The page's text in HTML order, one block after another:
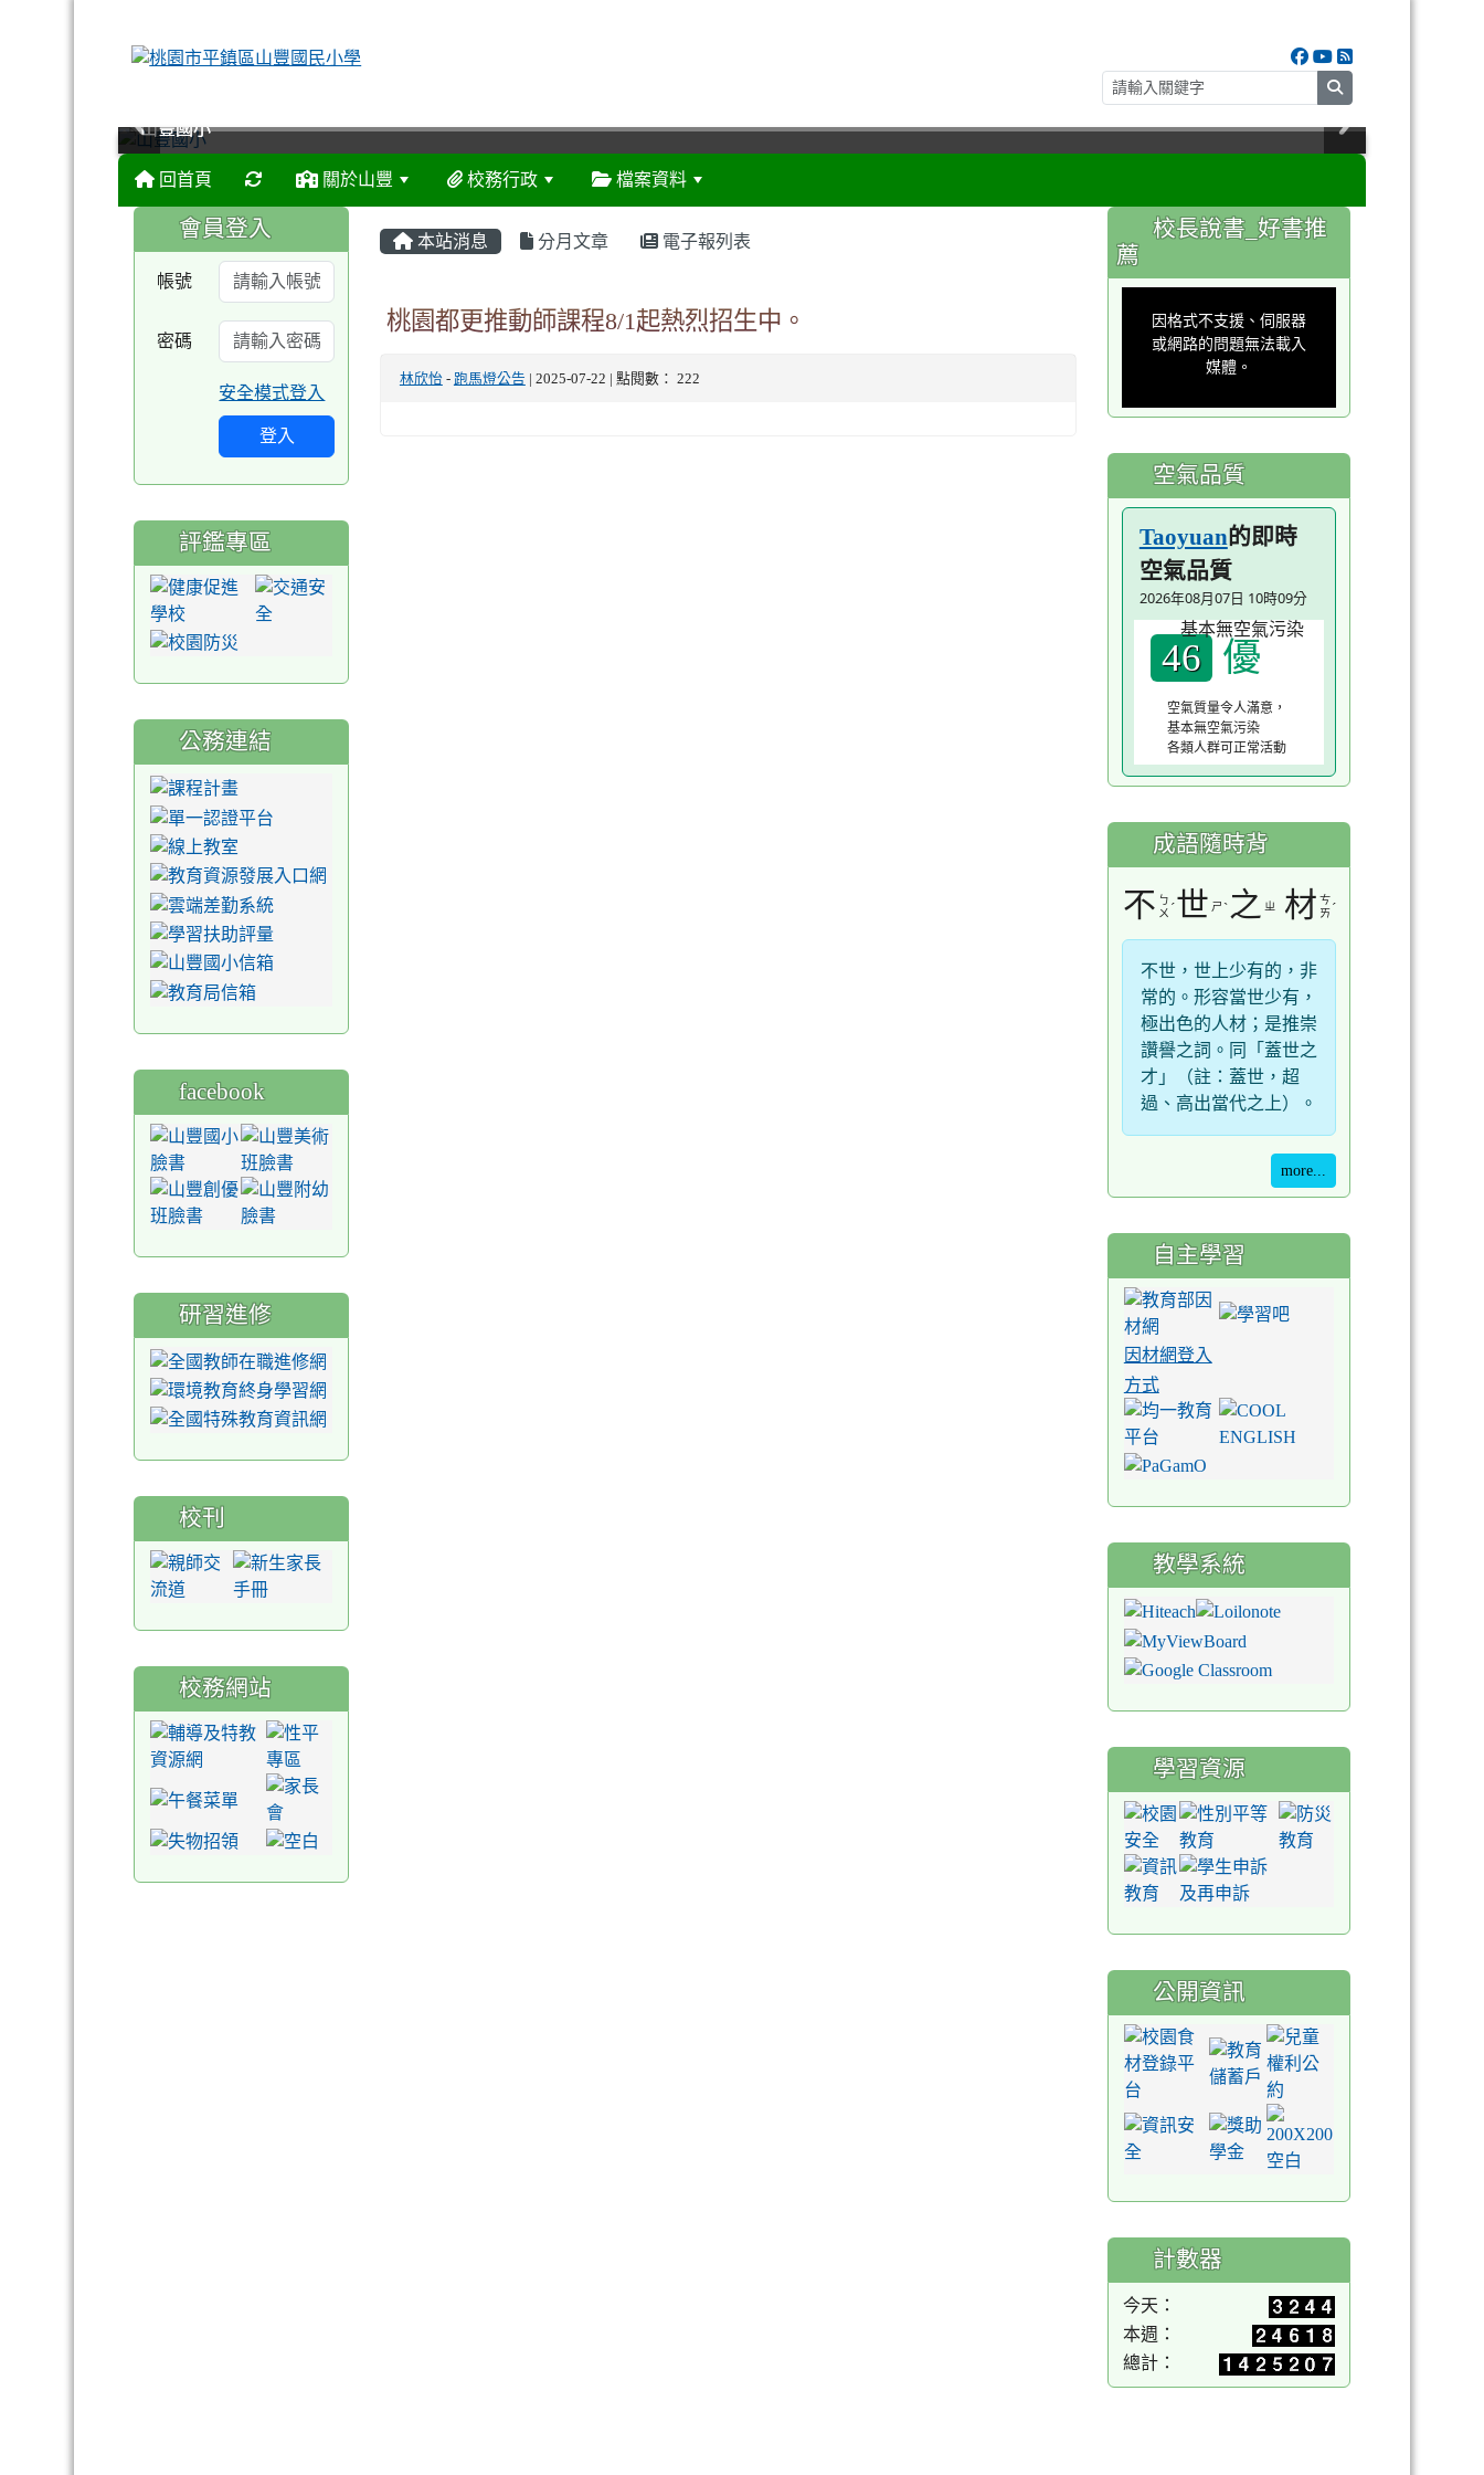
search
山豐國小
山豐國小
山豐國小
山豐國小
回首頁 關於山豐 校務行政 檔案資料
本站消息 分月文章 電子報列表
桃園都更推動師課程8/1起熱烈招生中。
林欣怡- 跑馬燈公告 | 2025-07-22 | 點閱數： 222
:::
會員登入
帳號
密碼
安全模式登入
登入
評鑑專區
公務連結
facebook
研習進修
校刊
校務網站
:::
校長說書_好書推
薦
window.
因格式不支援、伺服器
或網路的問題無法載入
媒體。
空氣品質
Taoyuan的即時
空氣品質
2026年08月07日 10時09分
46 優
空氣質量令人滿意，
基本無空氣污染
各類人群可正常活動
成語隨時背
不 ㄅ
ㄨ ˊ世 ㄕ ˋ 之 ㄓ 材 ㄘ
ㄞ ˊ
不世，世上少有的，非
常的。形容當世少有，
極出色的人材；是推崇
讚譽之詞。同「蓋世之
才」（註：蓋世，超
過、高出當代之上）。
more...
自主學習
因材網登入
方式
教學系統
學習資源
公開資訊
計數器
今天：
本週：
總計：